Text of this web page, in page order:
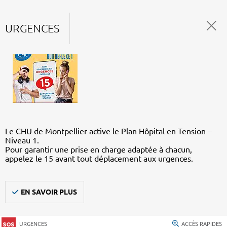
URGENCES
Le CHU de Montpellier active le Plan Hôpital en Tension –
Niveau 1.
Pour garantir une prise en charge adaptée à chacun,
appelez le 15 avant tout déplacement aux urgences.
EN SAVOIR PLUS
URGENCES ACCÈS RAPIDES